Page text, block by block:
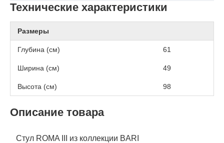
Технические характеристики
Размеры
Глубина (см) 61
Ширина (см) 49
Высота (см) 98
Описание товара
Стул ROMA III из коллекции BARI